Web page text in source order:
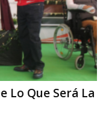
Lo Que Será La